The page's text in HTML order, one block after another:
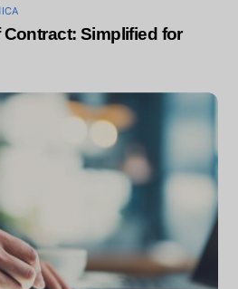
Simplified for